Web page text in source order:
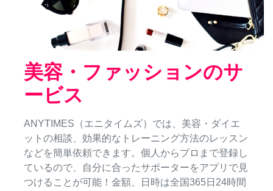
美容・ファッションのサ
ービス
ANYTIMES（エニタイムズ）では、美容・ダイエ
ットの相談、効果的なトレーニング方法のレッスン
などを簡単依頼できます。個人からプロまで登録し
ているので、自分に合ったサポーターをアプリで見
つけることが可能！金額、日時は全国365日24時間